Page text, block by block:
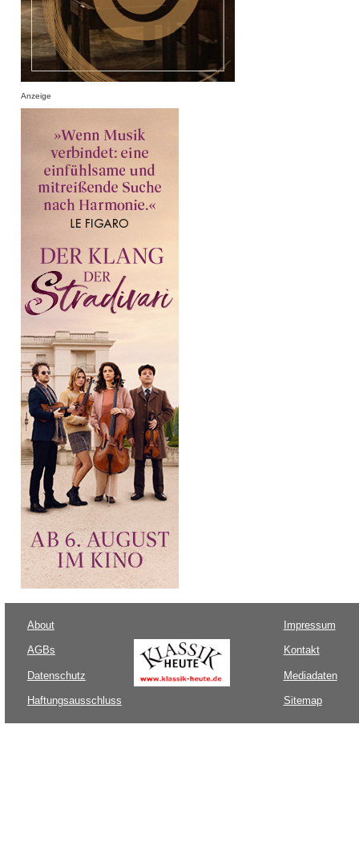
Anzeige
About
AGBs
Datenschutz
Haftungsausschluss
Impressum
Kontakt
Mediadaten
Sitemap